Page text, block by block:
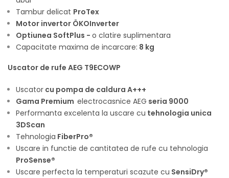
Tambur delicat ProTex
Motor invertor ÖKOInverter
Optiunea SoftPlus - o clatire suplimentara
Capacitate maxima de incarcare: 8 kg
Uscator de rufe AEG T9ECOWP
Uscator cu pompa de caldura A+++
Gama Premium electrocasnice AEG seria 9000
Performanta excelenta la uscare cu tehnologia unica
3DScan
Tehnologia FiberPro®
Uscare in functie de cantitatea de rufe cu tehnologia
ProSense®
Uscare perfecta la temperaturi scazute cu SensiDry®